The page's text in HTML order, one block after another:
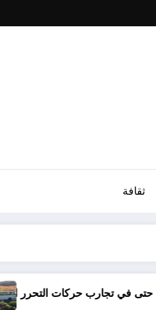
ثقافة